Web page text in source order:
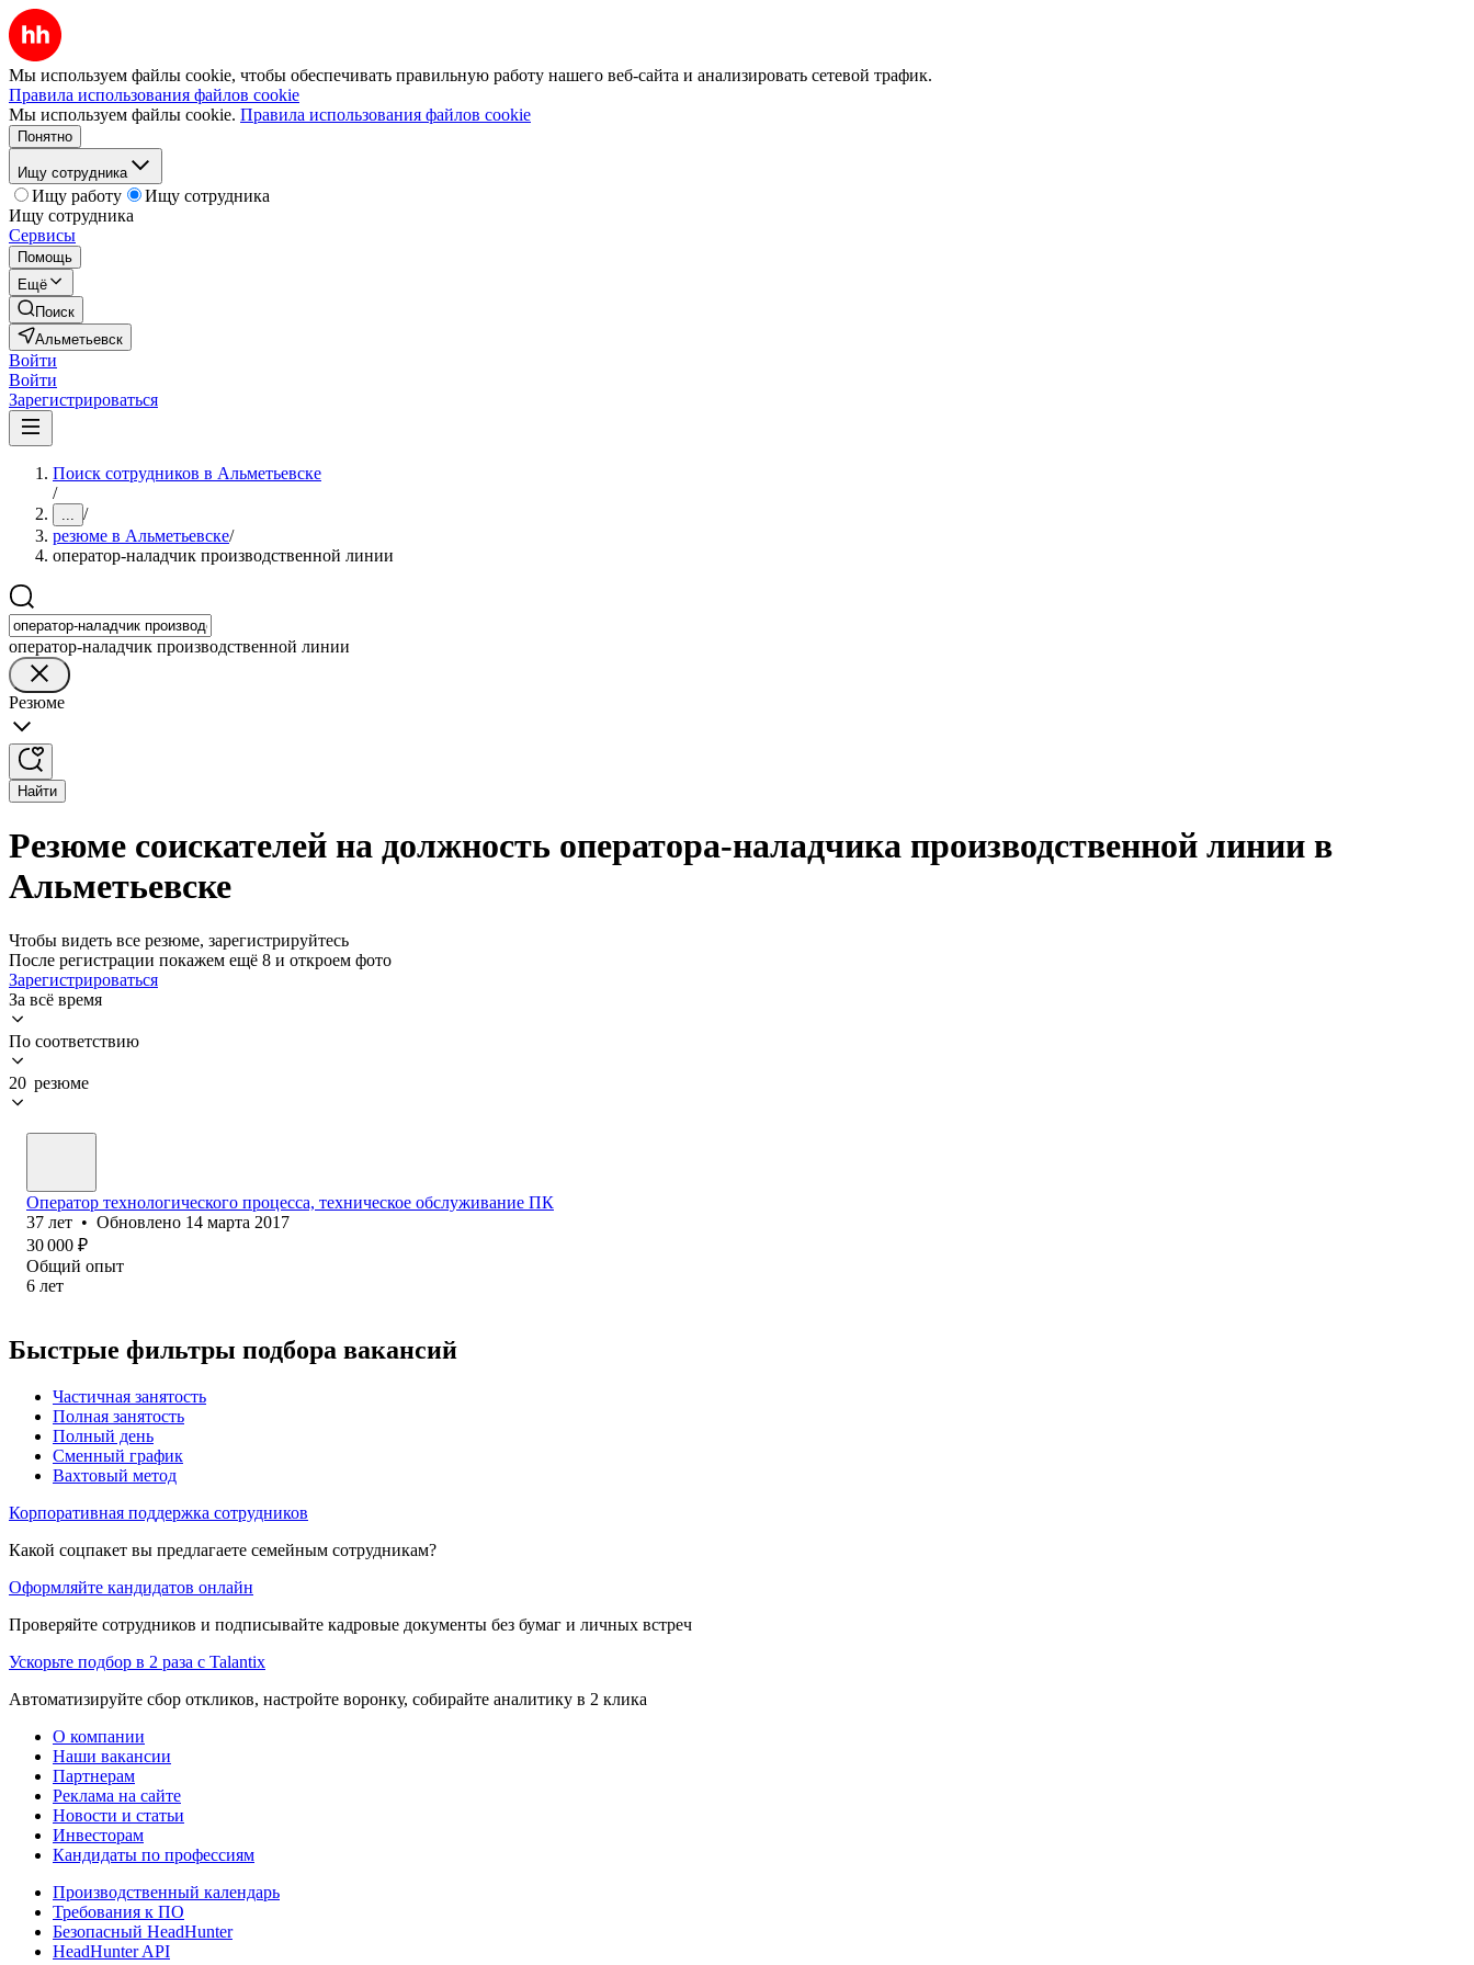
Мы используем файлы cookie, чтобы обеспечивать правильную работу нашего веб-сайта и анализировать сетевой трафик.
Правила использования файлов cookie
Мы используем файлы cookie. Правила использования файлов cookie
Понятно
Ищу сотрудника
Ищу работу
Ищу сотрудника
Ищу сотрудника
Сервисы
Помощь
Ещё
Поиск
Альметьевск
Войти
Войти
Зарегистрироваться
Поиск сотрудников в Альметьевске
/
... /
резюме в Альметьевске/
оператор-наладчик производственной линии
оператор-наладчик производственной линии
Резюме
Найти
Резюме соискателей на должность оператора-наладчика производственной линии в
Альметьевске
Чтобы видеть все резюме, зарегистрируйтесь
После регистрации покажем ещё 8 и откроем фото
Зарегистрироваться
За всё время
По соответствию
20 резюме
Оператор технологического процесса, техническое обслуживание ПК
37 лет • Обновлено 14 марта 2017
30 000 ₽
Общий опыт
6 лет
Быстрые фильтры подбора вакансий
Частичная занятость
Полная занятость
Полный день
Сменный график
Вахтовый метод
Корпоративная поддержка сотрудников
Какой соцпакет вы предлагаете семейным сотрудникам?
Оформляйте кандидатов онлайн
Проверяйте сотрудников и подписывайте кадровые документы без бумаг и личных встреч
Ускорьте подбор в 2 раза с Talantix
Автоматизируйте сбор откликов, настройте воронку, собирайте аналитику в 2 клика
О компании
Наши вакансии
Партнерам
Реклама на сайте
Новости и статьи
Инвесторам
Кандидаты по профессиям
Производственный календарь
Требования к ПО
Безопасный HeadHunter
HeadHunter API